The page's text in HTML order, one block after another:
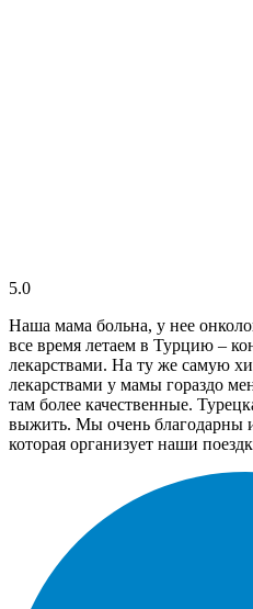
5.0
Наша мама больна, у нее
все время летаем в Турцию –
лекарствами. На ту же самую
лекарствами у мамы гораздо
там более качественные.
выжить. Мы очень благодарны
которая организует наши